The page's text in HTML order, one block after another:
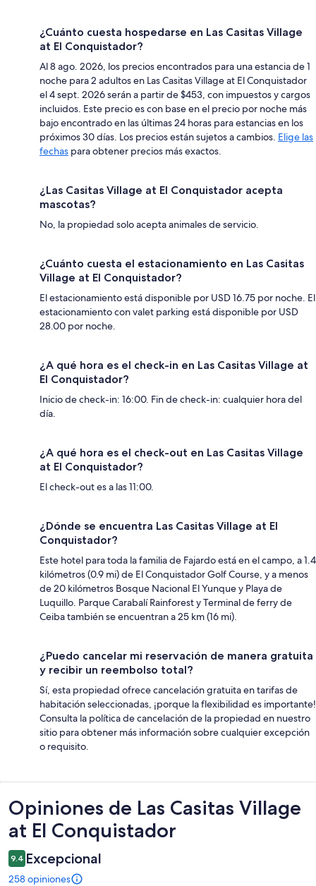
¿Cuánto cuesta hospedarse en Las Casitas Village
at El Conquistador?
Al 8 ago. 2026, los precios encontrados para una estancia de 1
noche para 2 adultos en Las Casitas Village at El Conquistador
el 4 sept. 2026 serán a partir de $453, con impuestos y cargos
incluidos. Este precio es con base en el precio por noche más
bajo encontrado en las últimas 24 horas para estancias en los
próximos 30 días. Los precios están sujetos a cambios. Elige las
fechas para obtener precios más exactos.
¿Las Casitas Village at El Conquistador acepta
mascotas?
No, la propiedad solo acepta animales de servicio.
¿Cuánto cuesta el estacionamiento en Las Casitas
Village at El Conquistador?
El estacionamiento está disponible por USD 16.75 por noche. El
estacionamiento con valet parking está disponible por USD
28.00 por noche.
¿A qué hora es el check-in en Las Casitas Village at
El Conquistador?
Inicio de check-in: 16:00. Fin de check-in: cualquier hora del
día.
¿A qué hora es el check-out en Las Casitas Village
at El Conquistador?
El check-out es a las 11:00.
¿Dónde se encuentra Las Casitas Village at El
Conquistador?
Este hotel para toda la familia de Fajardo está en el campo, a 1.4
kilómetros (0.9 mi) de El Conquistador Golf Course, y a menos
de 20 kilómetros Bosque Nacional El Yunque y Playa de
Luquillo. Parque Carabalí Rainforest y Terminal de ferry de
Ceiba también se encuentran a 25 km (16 mi).
¿Puedo cancelar mi reservación de manera gratuita
y recibir un reembolso total?
Sí, esta propiedad ofrece cancelación gratuita en tarifas de
habitación seleccionadas, ¡porque la flexibilidad es importante!
Consulta la política de cancelación de la propiedad en nuestro
sitio para obtener más información sobre cualquier excepción
o requisito.
Opiniones
Opiniones de Las Casitas Village
at El Conquistador
9.4 Excepcional
258 opiniones